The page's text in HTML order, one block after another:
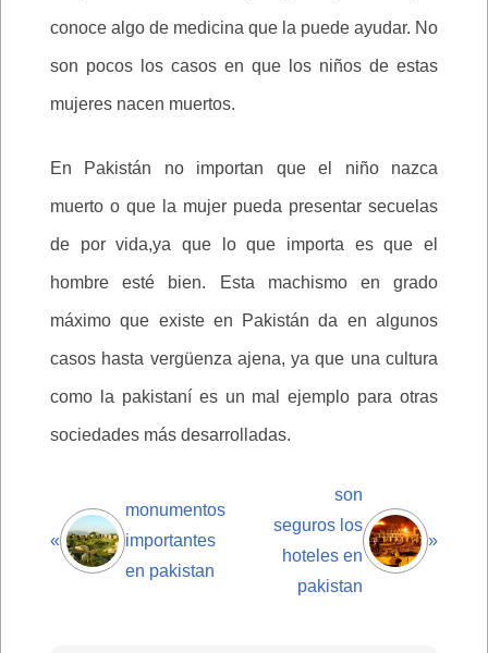
conoce algo de medicina que la puede ayudar. No
son pocos los casos en que los niños de estas
mujeres nacen muertos.
En Pakistán no importan que el niño nazca
muerto o que la mujer pueda presentar secuelas
de por vida,ya que lo que importa es que el
hombre esté bien. Esta machismo en grado
máximo que existe en Pakistán da en algunos
casos hasta vergüenza ajena, ya que una cultura
como la pakistaní es un mal ejemplo para otras
sociedades más desarrolladas.
«
monumentos
importantes
en pakistan
son
seguros los
hoteles en
pakistan
»